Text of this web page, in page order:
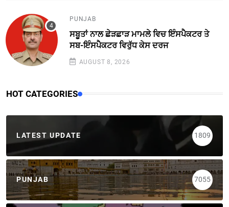
PUNJAB
ਸਬੂਤਾਂ ਨਾਲ ਛੇੜਛਾੜ ਮਾਮਲੇ ਵਿਚ ਇੰਸਪੈਕਟਰ ਤੇ
ਸਬ-ਇੰਸਪੈਕਟਰ ਵਿਰੁੱਧ ਕੇਸ ਦਰਜ
AUGUST 8, 2026
HOT CATEGORIES
LATEST UPDATE 1809
PUNJAB 7055